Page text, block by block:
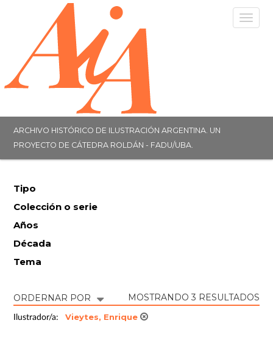
ARCHIVO HISTÓRICO DE ILUSTRACIÓN ARGENTINA. UN
PROYECTO DE CÁTEDRA ROLDÁN - FADU/UBA.
Tipo
Colección o serie
Años
Década
Tema
ORDERNAR POR MOSTRANDO 3 RESULTADOS
Ilustrador/a: Vieytes, Enrique